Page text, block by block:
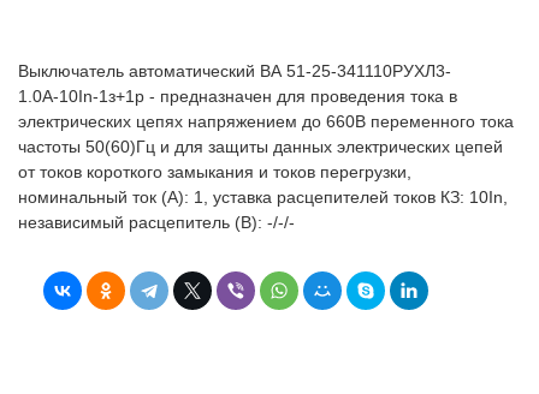
Выключатель автоматический ВА 51-25-341110РУХЛ3-
1.0А-10In-1з+1р - предназначен для проведения тока в
электрических цепях напряжением до 660В переменного тока
частоты 50(60)Гц и для защиты данных электрических цепей
от токов короткого замыкания и токов перегрузки,
номинальный ток (А): 1, уставка расцепителей токов КЗ: 10In,
независимый расцепитель (В): -/-/-